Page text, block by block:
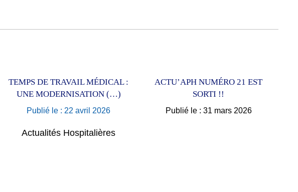
TEMPS DE TRAVAIL MÉDICAL :
UNE MODERNISATION (…)
Publié le : 22 avril 2026
Actualités Hospitalières
ACTU’APH NUMÉRO 21 EST
SORTI !!
Publié le : 31 mars 2026